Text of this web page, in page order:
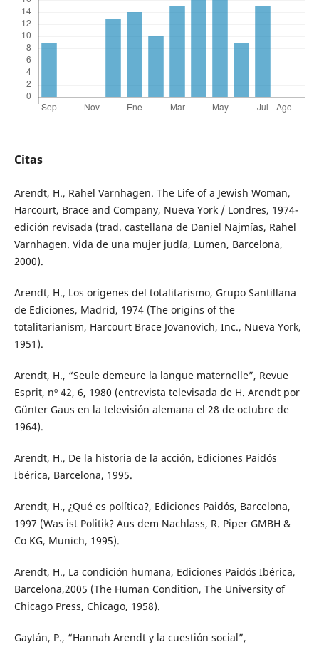
Citas
Arendt, H., Rahel Varnhagen. The Life of a Jewish Woman,
Harcourt, Brace and Company, Nueva York / Londres, 1974-
edición revisada (trad. castellana de Daniel Najmías, Rahel
Varnhagen. Vida de una mujer judía, Lumen, Barcelona,
2000).
Arendt, H., Los orígenes del totalitarismo, Grupo Santillana
de Ediciones, Madrid, 1974 (The origins of the
totalitarianism, Harcourt Brace Jovanovich, Inc., Nueva York,
1951).
Arendt, H., “Seule demeure la langue maternelle”, Revue
Esprit, nº 42, 6, 1980 (entrevista televisada de H. Arendt por
Günter Gaus en la televisión alemana el 28 de octubre de
1964).
Arendt, H., De la historia de la acción, Ediciones Paidós
Ibérica, Barcelona, 1995.
Arendt, H., ¿Qué es política?, Ediciones Paidós, Barcelona,
1997 (Was ist Politik? Aus dem Nachlass, R. Piper GMBH &
Co KG, Munich, 1995).
Arendt, H., La condición humana, Ediciones Paidós Ibérica,
Barcelona,2005 (The Human Condition, The University of
Chicago Press, Chicago, 1958).
Gaytán, P., “Hannah Arendt y la cuestión social”,